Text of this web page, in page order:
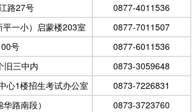
路27号
0877-4011536
一小）启蒙楼203室
0877-7011507
号
0877-6011536
旧三中内
0873-3059648
心1楼招生考试办公室
0873-7226831
路南段）
0873-3723760